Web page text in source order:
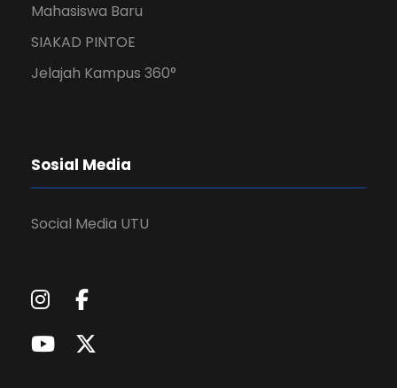
Mahasiswa Baru
SIAKAD PINTOE
Jelajah Kampus 360°
Sosial Media
Social Media UTU